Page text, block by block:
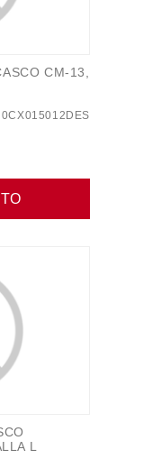
CM-13,
L